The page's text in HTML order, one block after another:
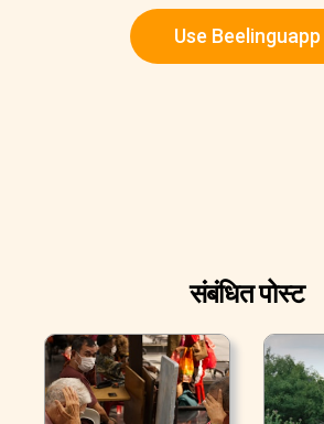
Use Beelinguapp
संबंधित पोस्ट